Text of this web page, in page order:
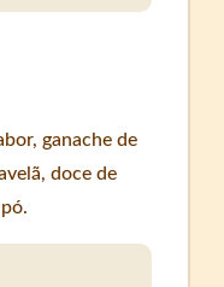
ganache de
doce de